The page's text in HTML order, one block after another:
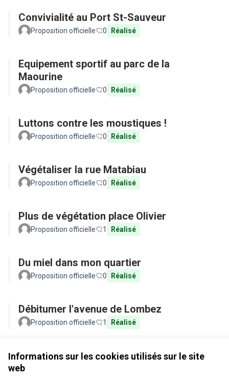
Informations sur les cookies utilisés sur le site
web
Convivialité au Port St-Sauveur
Proposition officielle 0 Réalisé
Equipement sportif au parc de la
Maourine
Proposition officielle 0 Réalisé
Luttons contre les moustiques !
Proposition officielle 0 Réalisé
Végétaliser la rue Matabiau
Proposition officielle 0 Réalisé
Plus de végétation place Olivier
Proposition officielle 1 Réalisé
Du miel dans mon quartier
Proposition officielle 0 Réalisé
Débitumer l'avenue de Lombez
Proposition officielle 1 Réalisé